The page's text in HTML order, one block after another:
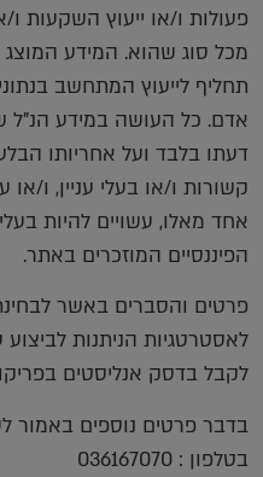
פעולות ו/או ייעוץ השקעות
מכל סוג שהוא. המידע המוצג
תחליף לייעוץ המתחשב
אדם. כל העושה במידע
דעתו בלבד ועל אחריותו
קשורות ו/או בעלי עניין, ו/
אחד מאלו, עשויים להיות
הפיננסיים המוזכרים באתר.
פרטים והסברים באשר
לאסטרטגיות הניתנות
לקבל בדסק אנליסטים
בדבר פרטים נוספים באמור
בטלפון : 036167070